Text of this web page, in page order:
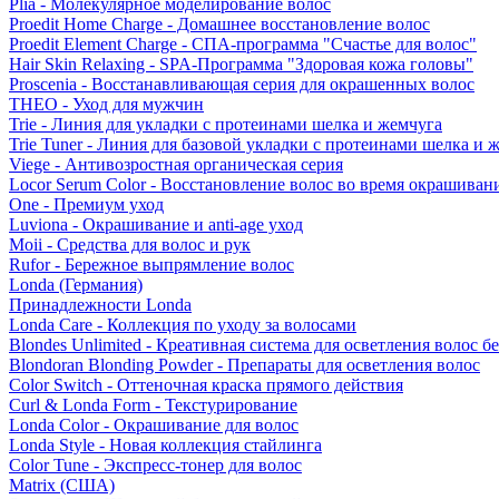
Plia - Молекулярное моделирование волос
Proedit Home Charge - Домашнее восстановление волос
Proedit Element Charge - СПА-программа "Счастье для волос"
Hair Skin Relaxing - SPA-Программа "Здоровая кожа головы"
Proscenia - Восстанавливающая серия для окрашенных волос
THEO - Уход для мужчин
Trie - Линия для укладки с протеинами шелка и жемчуга
Trie Tuner - Линия для базовой укладки с протеинами шелка и
Viege - Антивозростная органическая серия
Locor Serum Color - Восстановление волос во время
One - Премиум уход
Luviona - Окрашивание и anti-age уход
Moii - Средства для волос и рук
Rufor - Бережное выпрямление волос
Londa (Германия)
Принадлежности Londa
Londa Care - Коллекция по уходу за волосами
Blondes Unlimited - Креативная система для осветления волос
Blondoran Blonding Powder - Препараты для осветления волос
Color Switch - Оттеночная краска прямого действия
Curl & Londa Form - Текстурирование
Londa Color - Окрашивание для волос
Londa Style - Новая коллекция стайлинга
Color Tune - Экспресс-тонер для волос
Matrix (США)